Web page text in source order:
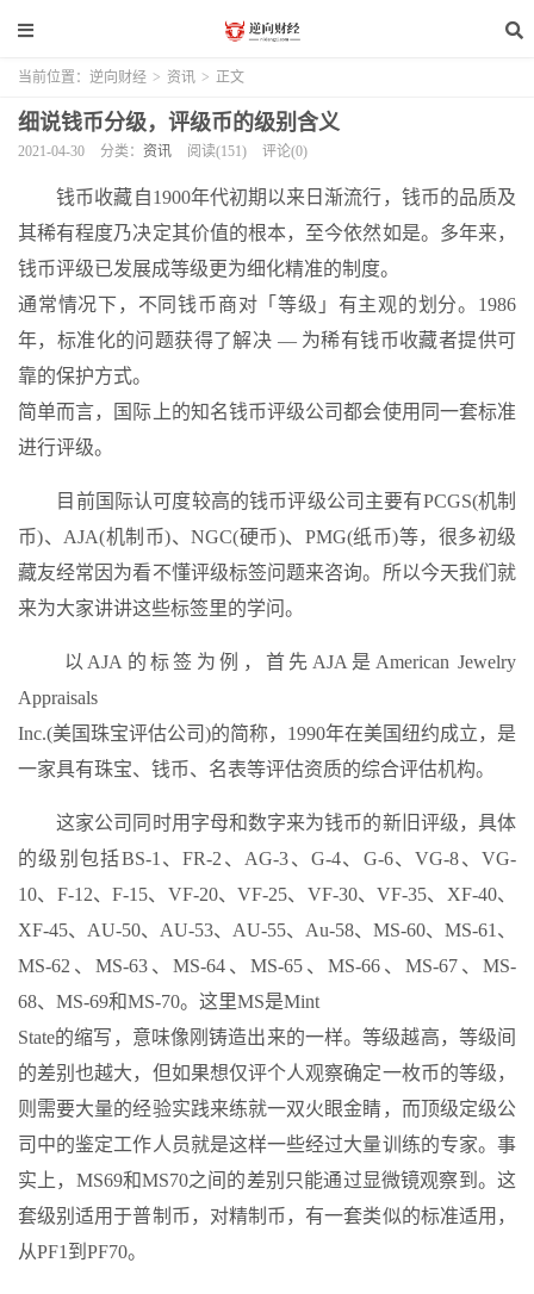
当前位置： 逆向财经 > 资讯 > 正文
细说钱币分级，评级币的级别含义
2021-04-30 分类： 资讯 阅读(151) 评论(0)
钱币收藏自1900年代初期以来日渐流行，钱币的品质及
其稀有程度乃决定其价值的根本，至今依然如是。多年来，
钱币评级已发展成等级更为细化精准的制度。
通常情况下，不同钱币商对「等级」有主观的划分。1986
年，标准化的问题获得了解决 — 为稀有钱币收藏者提供可
靠的保护方式。
简单而言，国际上的知名钱币评级公司都会使用同一套标准
进行评级。
目前国际认可度较高的钱币评级公司主要有PCGS(机制
币)、AJA(机制币)、NGC(硬币)、PMG(纸币)等，很多初级
藏友经常因为看不懂评级标签问题来咨询。所以今天我们就
来为大家讲讲这些标签里的学问。
以AJA的标签为例，首先AJA是American Jewelry
Appraisals
Inc.(美国珠宝评估公司)的简称，1990年在美国纽约成立，是
一家具有珠宝、钱币、名表等评估资质的综合评估机构。
这家公司同时用字母和数字来为钱币的新旧评级，具体
的级别包括BS-1、FR-2、AG-3、G-4、G-6、VG-8、VG-
10、F-12、F-15、VF-20、VF-25、VF-30、VF-35、XF-40、
XF-45、AU-50、AU-53、AU-55、Au-58、MS-60、MS-61、
MS-62、MS-63、MS-64、MS-65、MS-66、MS-67、MS-
68、MS-69和MS-70。这里MS是Mint
State的缩写，意味像刚铸造出来的一样。等级越高，等级间
的差别也越大，但如果想仅评个人观察确定一枚币的等级，
则需要大量的经验实践来练就一双火眼金睛，而顶级定级公
司中的鉴定工作人员就是这样一些经过大量训练的专家。事
实上，MS69和MS70之间的差别只能通过显微镜观察到。这
套级别适用于普制币，对精制币，有一套类似的标准适用，
从PF1到PF70。